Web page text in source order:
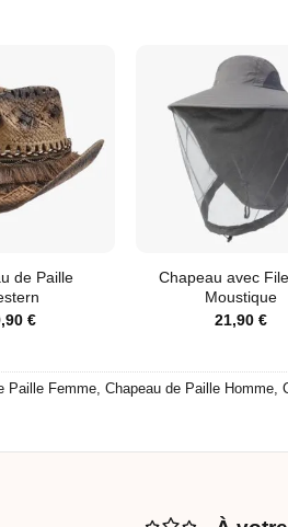
de Paille
€
Chapeau avec
Moustique
21,90 €
Paille Femme Chapeau de Paille Homme